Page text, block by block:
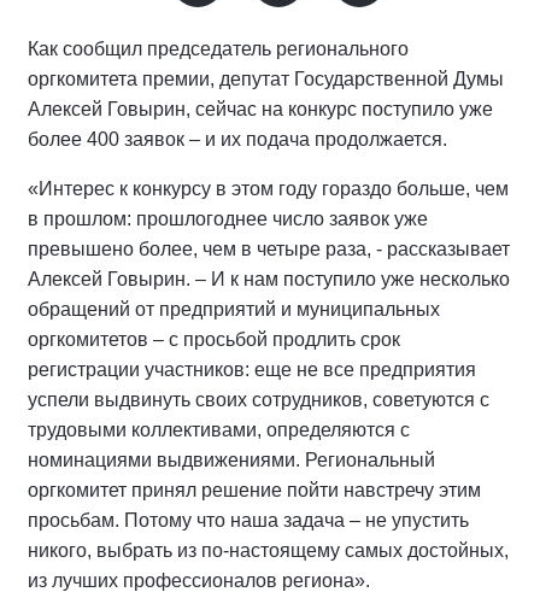
Как сообщил председатель регионального
оргкомитета премии, депутат Государственной Думы
Алексей Говырин, сейчас на конкурс поступило уже
более 400 заявок – и их подача продолжается.
«Интерес к конкурсу в этом году гораздо больше, чем
в прошлом: прошлогоднее число заявок уже
превышено более, чем в четыре раза, - рассказывает
Алексей Говырин. – И к нам поступило уже несколько
обращений от предприятий и муниципальных
оргкомитетов – с просьбой продлить срок
регистрации участников: еще не все предприятия
успели выдвинуть своих сотрудников, советуются с
трудовыми коллективами, определяются с
номинациями выдвижениями. Региональный
оргкомитет принял решение пойти навстречу этим
просьбам. Потому что наша задача – не упустить
никого, выбрать из по-настоящему самых достойных,
из лучших профессионалов региона».